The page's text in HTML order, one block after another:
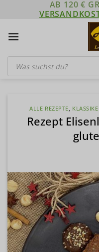
AB 120 €
Products
search
ALLE REZEPTE,
Rezept